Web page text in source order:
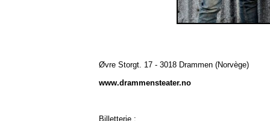
Øvre Storgt. 17 - 3018 Drammen (Norvège)
www.drammensteater.no
Billetterie :